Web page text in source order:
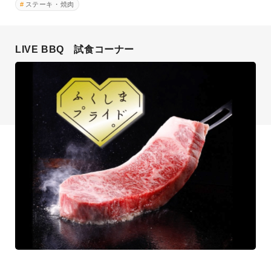
ステーキ・焼肉
LIVE BBQ 試食コーナー